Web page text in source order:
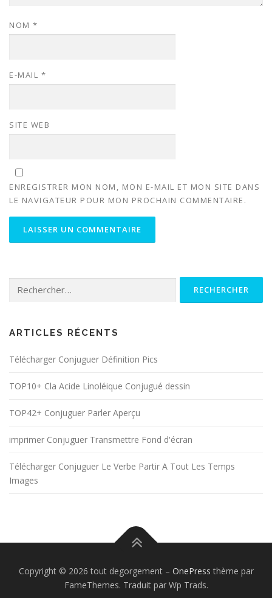
NOM *
E-MAIL *
SITE WEB
ENREGISTRER MON NOM, MON E-MAIL ET MON SITE DANS
LE NAVIGATEUR POUR MON PROCHAIN COMMENTAIRE.
ARTICLES RÉCENTS
Télécharger Conjuguer Définition Pics
TOP10+ Cla Acide Linoléique Conjugué dessin
TOP42+ Conjuguer Parler Aperçu
imprimer Conjuguer Transmettre Fond d'écran
Télécharger Conjuguer Le Verbe Partir A Tout Les Temps
Images
Copyright © 2026 tout degorgement – OnePress thème par
FameThemes. Traduit par Wp Trads.